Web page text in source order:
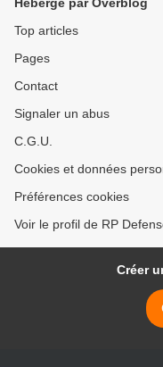
Top articles
Pages
Contact
Signaler un abus
C.G.U.
Cookies et données
Préférences cookies
Voir le profil de RP
Créer